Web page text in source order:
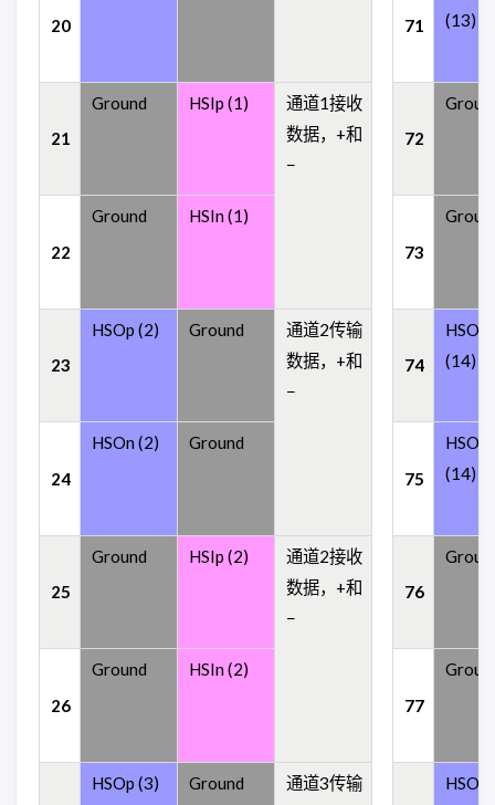
20 71 (13)
21
Ground HSIp (1)
通道1接收
数据，+和
−
72
22
Ground
HSIn (1)
73
23
HSOp (2) Ground
通道2传输
数据，+和
−
74
HSOp
(14)
24
HSOn (2)
Ground
75
HSOn
(14)
25
Ground HSIp (2)
通道2接收
数据，+和
−
76
26
Ground
HSIn (2)
77
HSOp (3) Ground
通道3传输
HSOp